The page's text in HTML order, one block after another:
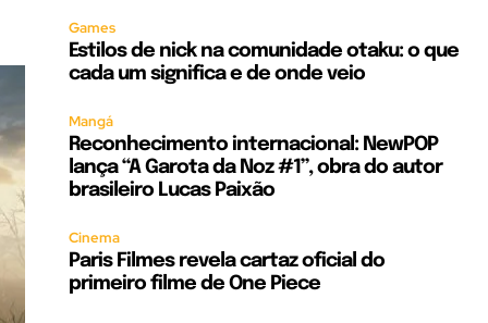
Games
Estilos de nick na comunidade otaku: o que
cada um significa e de onde veio
Mangá
Reconhecimento internacional: NewPOP
lança “A Garota da Noz #1”, obra do autor
brasileiro Lucas Paixão
Cinema
Paris Filmes revela cartaz oficial do
primeiro filme de One Piece